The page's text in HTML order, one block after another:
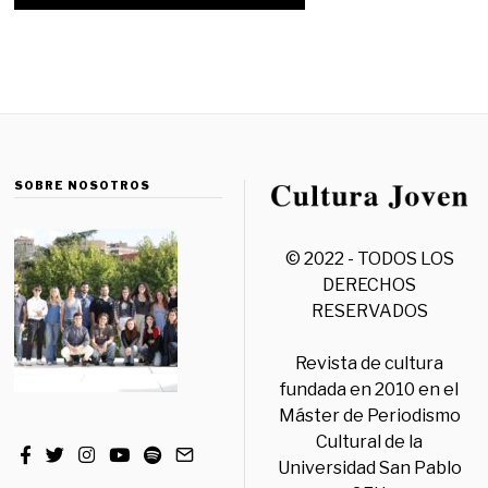
SOBRE NOSOTROS
© 2022 - TODOS LOS
DERECHOS
RESERVADOS
Revista de cultura
fundada en 2010 en el
Máster de Periodismo
Cultural de la
Universidad San Pablo